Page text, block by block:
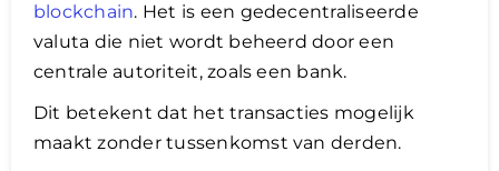
blockchain. Het is een gedecentraliseerde
valuta die niet wordt beheerd door een
centrale autoriteit, zoals een bank.
Dit betekent dat het transacties mogelijk
maakt zonder tussenkomst van derden.